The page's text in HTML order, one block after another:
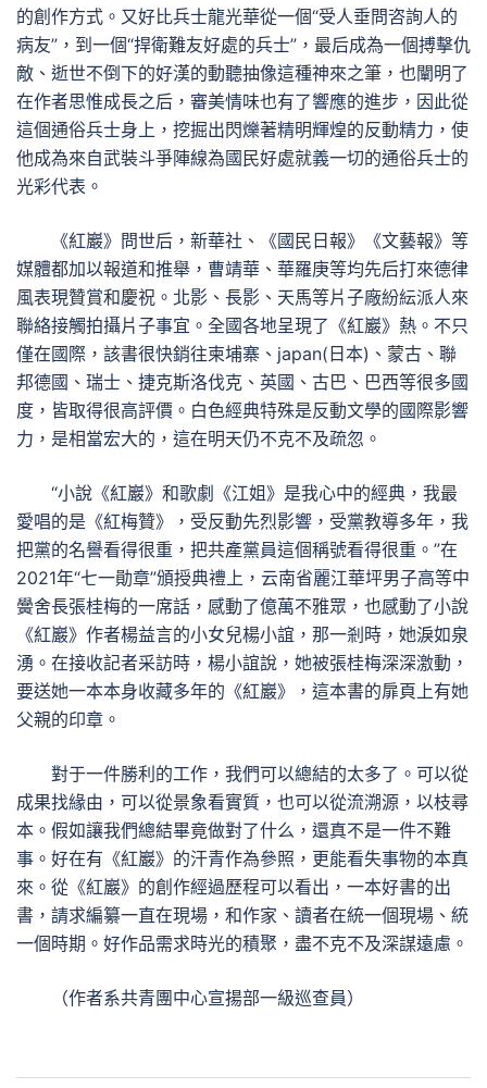
的創作方式。又好比兵士龍光華從一個“受人垂問咨詢人的
病友”，到一個“捍衛難友好處的兵士”，最后成為一個搏擊仇
敵、逝世不倒下的好漢的動聽抽像這種神來之筆，也闡明了
在作者思惟成長之后，審美情味也有了響應的進步，因此從
這個通俗兵士身上，挖掘出閃爍著精明輝煌的反動精力，使
他成為來自武裝斗爭陣線為國民好處就義一切的通俗兵士的
光彩代表。
《紅巖》問世后，新華社、《國民日報》《文藝報》等
媒體都加以報道和推舉，曹靖華、華羅庚等均先后打來德律
風表現贊賞和慶祝。北影、長影、天馬等片子廠紛紜派人來
聯絡接觸拍攝片子事宜。全國各地呈現了《紅巖》熱。不只
僅在國際，該書很快銷往柬埔寨、japan(日本)、蒙古、聯
邦德國、瑞士、捷克斯洛伐克、英國、古巴、巴西等很多國
度，皆取得很高評價。白色經典特殊是反動文學的國際影響
力，是相當宏大的，這在明天仍不克不及疏忽。
“小說《紅巖》和歌劇《江姐》是我心中的經典，我最
愛唱的是《紅梅贊》，受反動先烈影響，受黨教導多年，我
把黨的名譽看得很重，把共產黨員這個稱號看得很重。”在
2021年“七一勛章”頒授典禮上，云南省麗江華坪男子高等中
黌舍長張桂梅的一席話，感動了億萬不雅眾，也感動了小說
《紅巖》作者楊益言的小女兒楊小誼，那一剎時，她淚如泉
湧。在接收記者采訪時，楊小誼說，她被張桂梅深深激動，
要送她一本本身收藏多年的《紅巖》，這本書的扉頁上有她
父親的印章。
對于一件勝利的工作，我們可以總結的太多了。可以從
成果找緣由，可以從景象看實質，也可以從流溯源，以枝尋
本。假如讓我們總結畢竟做對了什么，還真不是一件不難
事。好在有《紅巖》的汗青作為參照，更能看失事物的本真
來。從《紅巖》的創作經過歷程可以看出，一本好書的出
書，請求編纂一直在現場，和作家、讀者在統一個現場、統
一個時期。好作品需求時光的積聚，盡不克不及深謀遠慮。
（作者系共青團中心宣揚部一級巡查員）